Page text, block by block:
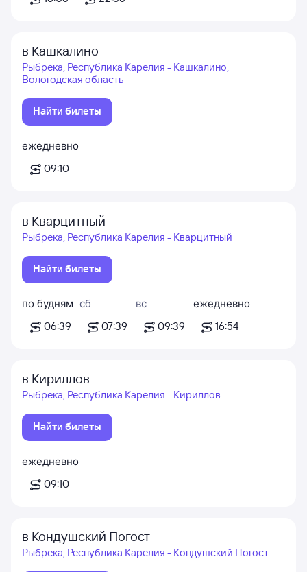
в Кашкалино
Рыбрека, Республика Карелия - Кашкалино,
Вологодская область
Найти билеты
ежедневно
09:10
в Кварцитный
Рыбрека, Республика Карелия - Кварцитный
Найти билеты
по будням
06:39
сб
07:39
вс
09:39
ежедневно
16:54
в Кириллов
Рыбрека, Республика Карелия - Кириллов
Найти билеты
ежедневно
09:10
в Кондушский Погост
Рыбрека, Республика Карелия - Кондушский Погост